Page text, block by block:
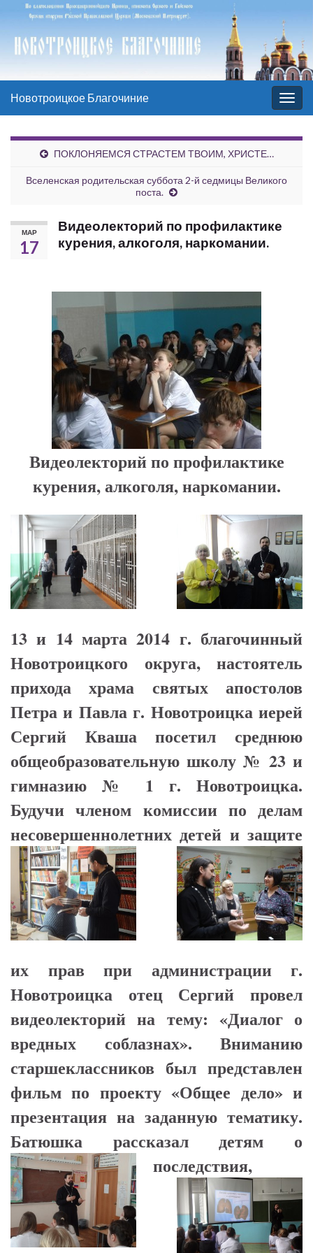
Вкл/
выкл
Новотроицкое Благочиние
ПОКЛОНЯЕМСЯ СТРАСТЕМ ТВОИМ, ХРИСТЕ…
Вселенская родительская суббота 2-й седмицы Великого
поста.
МАР
17
Видеолекторий по профилактике
курения, алкоголя, наркомании.
Видеолекторий по профилактике
курения, алкоголя, наркомании.
13 и 14 марта 2014 г. благочинный
Новотроицкого округа, настоятель
прихода храма святых апостолов
Петра и Павла г. Новотроицка иерей
Сергий Кваша посетил среднюю
общеобразовательную школу № 23 и
гимназию № 1 г. Новотроицка.
Будучи членом комиссии по делам
несовершеннолетних детей и защите
их прав при администрации г.
Новотроицка отец Сергий провел
видеолекторий на тему: «Диалог о
вредных соблазнах». Вниманию
старшеклассников был представлен
фильм по проекту «Общее дело» и
презентация на заданную тематику.
Батюшка рассказал детям о
последствия,